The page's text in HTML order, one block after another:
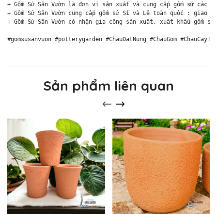
+ Gốm Sứ Sân Vườn là đơn vị sản xuất và cung cấp gốm sứ
+ Gốm Sứ Sân Vườn cung cấp gốm sứ Sỉ và Lẻ toàn quốc :
+ Gốm Sứ Sân Vườn có nhận gia công sản xuất, xuất khẩu gốm sứ
Sản phẩm liên quan